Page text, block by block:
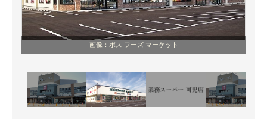
建設×テクノロジーの最前線
ちょっと気になるネットの話題
画像：ボス フーズ マーケット